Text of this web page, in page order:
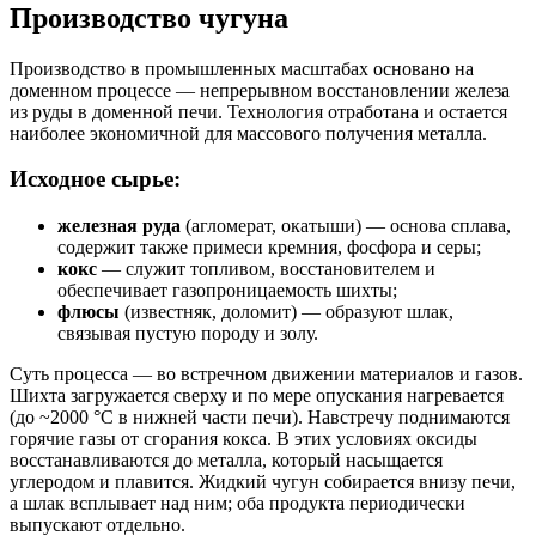
Производство чугуна
Производство в промышленных масштабах основано на
доменном процессе — непрерывном восстановлении железа
из руды в доменной печи. Технология отработана и остается
наиболее экономичной для массового получения металла.
Исходное сырье:
железная руда (агломерат, окатыши) — основа сплава,
содержит также примеси кремния, фосфора и серы;
кокс — служит топливом, восстановителем и
обеспечивает газопроницаемость шихты;
флюсы (известняк, доломит) — образуют шлак,
связывая пустую породу и золу.
Суть процесса — во встречном движении материалов и газов.
Шихта загружается сверху и по мере опускания нагревается
(до ~2000 °C в нижней части печи). Навстречу поднимаются
горячие газы от сгорания кокса. В этих условиях оксиды
восстанавливаются до металла, который насыщается
углеродом и плавится. Жидкий чугун собирается внизу печи,
а шлак всплывает над ним; оба продукта периодически
выпускают отдельно.